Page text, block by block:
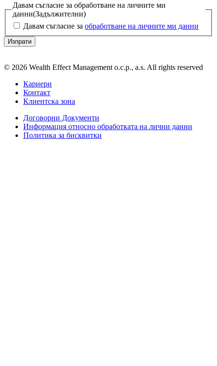
Давам съгласие за обработване на личните ми
данни(Задължителни)
Давам съгласие за обработване на личните ми данни
© 2026 Wealth Effect Management o.c.p., a.s. All rights reserved
Кариери
Контакт
Клиентска зона
Договорни Документи
Информация относно обработката на лични данни
Политика за бисквитки